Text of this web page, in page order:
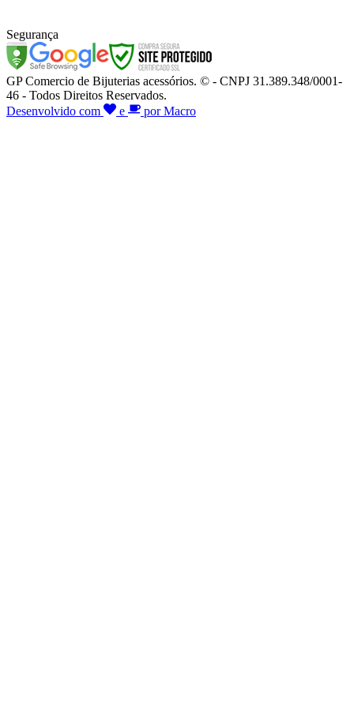
Segurança
GP Comercio de Bijuterias acessórios. © - CNPJ 31.389.348/0001-
46 - Todos Direitos Reservados.
Desenvolvido com
e por Macro